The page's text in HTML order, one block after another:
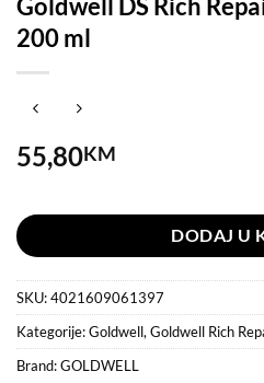
200 ml
55,80KM
DODAJ U
SKU:4021609061397
Kategorije:Goldwell, Goldwell Rich
Brand:GOLDWELL